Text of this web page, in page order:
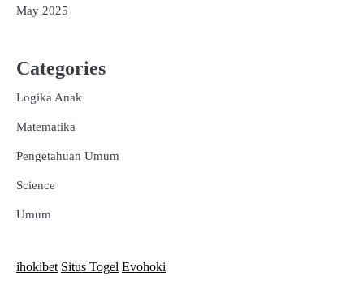
May 2025
Categories
Logika Anak
Matematika
Pengetahuan Umum
Science
Umum
ihokibet Situs Togel Evohoki